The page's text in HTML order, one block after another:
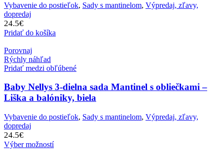
Vybavenie do postieľok, Sady s mantinelom, Výpredaj, zľavy,
dopredaj
24.5€
Pridať do košíka
Porovnaj
Rýchly náhľad
Pridať medzi obľúbené
Baby Nellys 3-dielna sada Mantinel s obliečkami –
Liška a balóniky, biela
Vybavenie do postieľok, Sady s mantinelom, Výpredaj, zľavy,
dopredaj
24.5€
Výber možností